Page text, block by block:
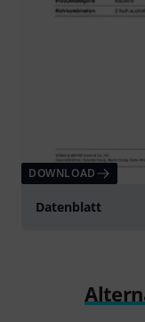
DOWNLOAD
Datenblatt